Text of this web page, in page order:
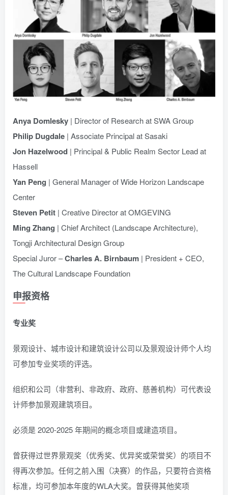
Anya Domlesky | Director of Research at SWA Group
Philip Dugdale | Associate Principal at Sasaki
Jon Hazelwood | Principal & Public Realm Sector Lead at
Hassell
Yan Peng | General Manager of Wide Horizon Landscape
Center
Steven Petit | Creative Director at OMGEVING
Ming Zhang | Chief Architect (Landscape Architecture),
Tongji Architectural Design Group
Special Juror –Charles A. Birnbaum | President + CEO,
The Cultural Landscape Foundation
申报资格
专业奖
景观设计、城市设计和建筑设计公司以及景观设计师个人均
可参加专业奖项的评选。
组织和公司（非营利、非政府、政府、慈善机构）可代表设
计师参加景观建筑项目。
必须是 2020-2025 年期间的概念项目或建造项目。
曾获得过世界景观奖（优秀奖、优异奖或荣誉奖）的项目不
得再次参加。任何之前入围（决赛）的作品，只要符合资格
标准，均可参加本年度的WLA大奖。曾获得其他奖项